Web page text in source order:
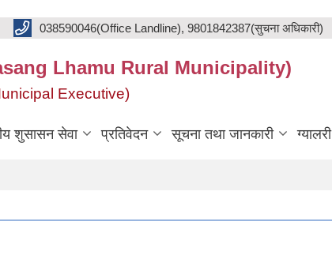
038590046(Office Landline), 9801842387(सुचना अधिकारी)
Lhamu Rural Municipality)
Executive)
शुसासन सेवा प्रतिवेदन सूचना तथा जानकारी ग्यालरी